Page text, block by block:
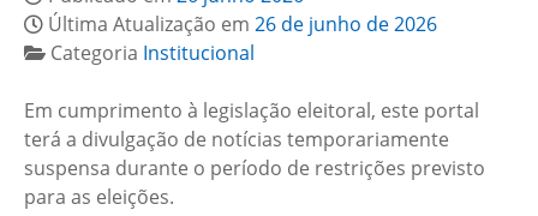
Última Atualização em 26 de junho de 2026
Categoria Institucional
Em cumprimento à legislação eleitoral, este portal
terá a divulgação de notícias temporariamente
suspensa durante o período de restrições previsto
para as eleições.